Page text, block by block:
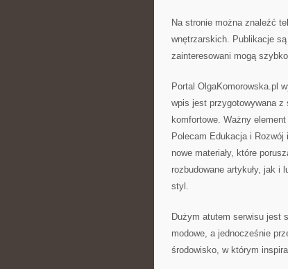
Na stronie można znaleźć
wnętrzarskich. Publikacje
zainteresowani mogą
Portal OlgaKomorowska.pl
wpis jest przygotowywana
komfortowe. Ważny
Polecam Edukacja i Rozwój i
nowe materiały, które
rozbudowane artykuły, jak i
styl.
Dużym atutem serwisu jest
modowe, a jednocześnie
środowisko, w którym